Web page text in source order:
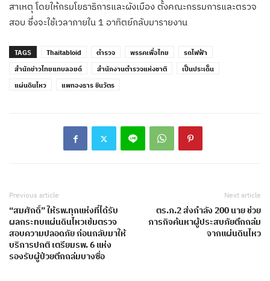
สาเหตุ โดยให้กรมโยธาธิการและผังเมือง ตั้งคณะกรรมการและตรวจ
สอบ ซึ่งจะใช้เวลาภายใน 1 อาทิตย์กลับมารายงาน
TAGS Thaitabloid ตำรวจ พรรคเพื่อไทย
รถไฟฟ้า
สำนักข่าวไทยแทบลอยด์
สำนักงานตำรวจแห่งชาติ
เป็นประเด็น
แผ่นดินไหว
แพทองธาร ชินวัตร
Previous article
“สมศักดิ์” ให้รพ.ทุกแห่งที่ได้รับ
ผลกระทบแผ่นดินไหวเข้มตรวจ
สอบความปลอดภัย ก่อนกลับมาให้
บริการปกติ เตรียมรพ. 6 แห่ง
รองรับผู้ป่วยตึกถล่มบางซื่อ
Next article
ตร.ภ.2 ส่งกำลัง 200 นาย ช่วย
ภารกิจค้นหาผู้ประสบภัยตึกถล่ม
จากแผ่นดินไหว